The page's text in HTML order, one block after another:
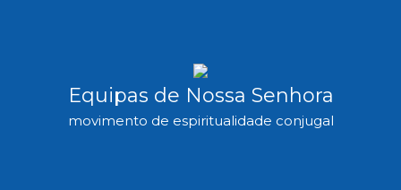
Equipas de Nossa Senhora
movimento de espiritualidade conjugal